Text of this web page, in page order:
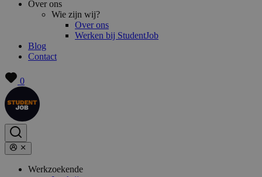
Over ons
Wie zijn wij?
Over ons
Werken bij StudentJob
Blog
Contact
0
Werkzoekende